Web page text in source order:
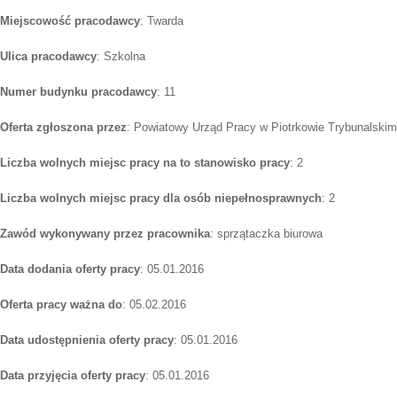
Miejscowość pracodawcy: Twarda
Ulica pracodawcy: Szkolna
Numer budynku pracodawcy: 11
Oferta zgłoszona przez: Powiatowy Urząd Pracy w Piotrkowie Trybunalskim
Liczba wolnych miejsc pracy na to stanowisko pracy: 2
Liczba wolnych miejsc pracy dla osób niepełnosprawnych: 2
Zawód wykonywany przez pracownika: sprzątaczka biurowa
Data dodania oferty pracy: 05.01.2016
Oferta pracy ważna do: 05.02.2016
Data udostępnienia oferty pracy: 05.01.2016
Data przyjęcia oferty pracy: 05.01.2016